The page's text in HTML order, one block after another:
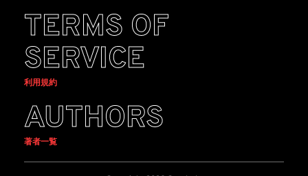
TERMS OF
SERVICE
利用規約
AUTHORS
著者一覧